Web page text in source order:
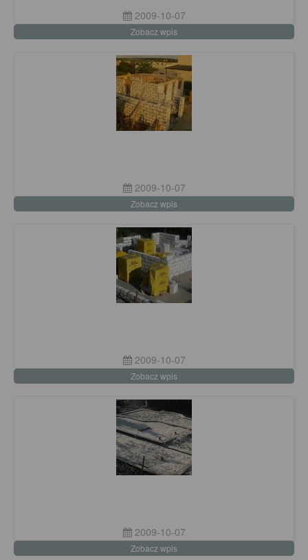
2009-10-07
Zobacz wpis
2009-10-07
Zobacz wpis
2009-10-07
Zobacz wpis
2009-10-07
Zobacz wpis